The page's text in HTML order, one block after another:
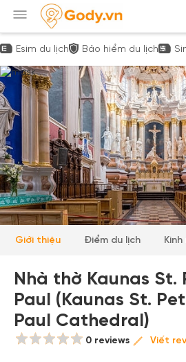
Esim du lịch Bảo hiểm du lịch
Giới thiệu Điểm du lịch
Nhà thờ Kaunas St.
Paul (Kaunas St.
Paul Cathedral)
0 reviews Viết